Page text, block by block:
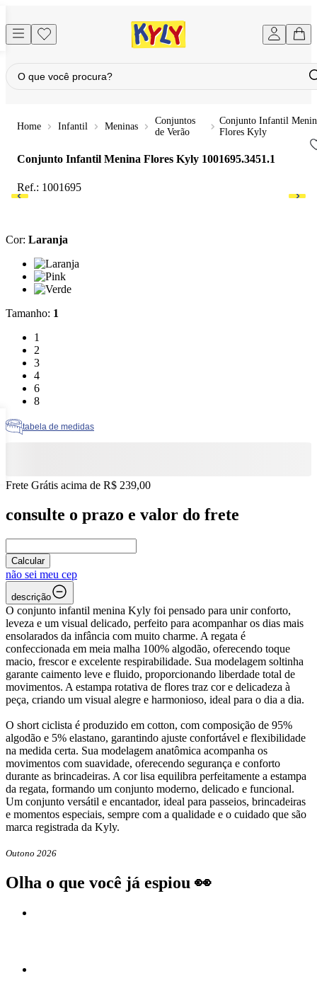
Infantil Meninas
Conjuntos
de Verão
Conjunto Infantil
Flores Kyly
Conjunto Infantil Menina Flores Kyly 1001695.3451.1
Ref.: 1001695
Cor: Laranja
Cor: Laranja
Cor: Pink
Cor: Verde
Tamanho: 1
Tamanho: 1
1
Tamanho: 2
2
Tamanho: 3
3
Tamanho: 4
4
Tamanho: 6
6
Tamanho: 8
8
tabela de medidas
Frete Grátis acima de R$ 239,00
consulte o prazo e valor do frete
Calcular
não sei meu cep
descrição
O conjunto infantil menina Kyly foi pensado para unir conforto,
leveza e um visual delicado, perfeito para acompanhar os dias mais
ensolarados da infância com muito charme. A regata é
confeccionada em meia malha 100% algodão, oferecendo toque
macio, frescor e excelente respirabilidade. Sua modelagem soltinha
garante caimento leve e fluido, proporcionando liberdade total de
movimentos. A estampa rotativa de flores traz cor e delicadeza à
peça, criando um visual alegre e harmonioso, ideal para o dia a dia.
O short ciclista é produzido em cotton, com composição de 95%
algodão e 5% elastano, garantindo ajuste confortável e flexibilidade
na medida certa. Sua modelagem anatômica acompanha os
movimentos com suavidade, oferecendo segurança e conforto
durante as brincadeiras. A cor lisa equilibra perfeitamente a estampa
da regata, formando um conjunto moderno, delicado e funcional.
Um conjunto versátil e encantador, ideal para passeios, brincadeiras
e momentos especiais, sempre com a qualidade e o cuidado que são
marca registrada da Kyly.
Outono 2026
Olha o que você já espiou 👀